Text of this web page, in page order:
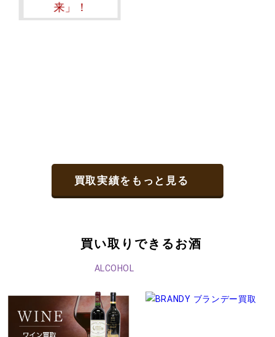
来」！
買取実績をもっと見る
買い取りできるお酒
ALCOHOL